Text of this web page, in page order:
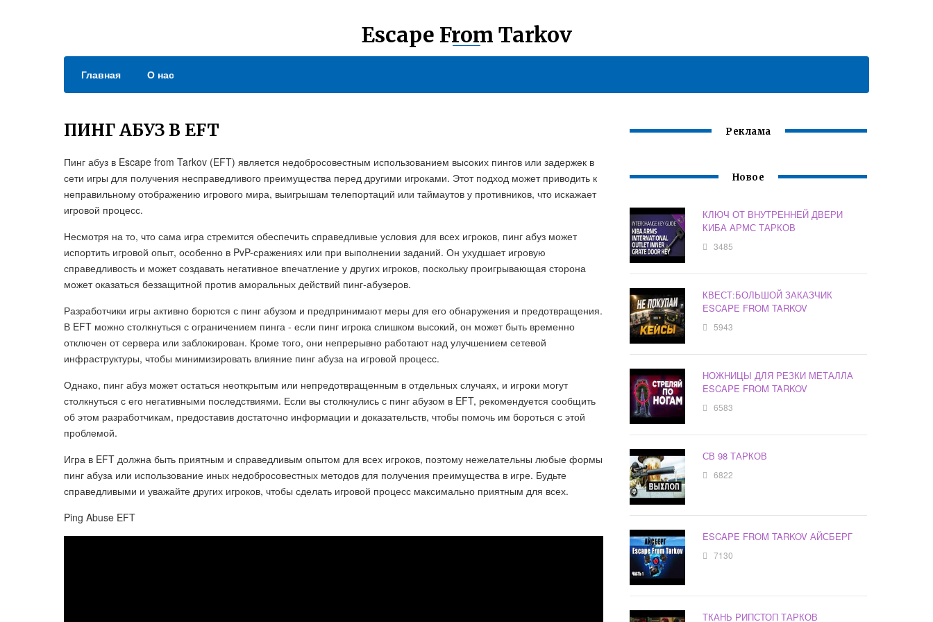
Escape From Tarkov
Главная О нас
ПИНГ АБУЗ В EFT
Пинг абуз в Escape from Tarkov (EFT) является недобросовестным использованием высоких пингов или задержек в
сети игры для получения несправедливого преимущества перед другими игроками. Этот подход может приводить к
неправильному отображению игрового мира, выигрышам телепортаций или таймаутов у противников, что искажает
игровой процесс.
Несмотря на то, что сама игра стремится обеспечить справедливые условия для всех игроков, пинг абуз может
испортить игровой опыт, особенно в PvP-сражениях или при выполнении заданий. Он ухудшает игровую
справедливость и может создавать негативное впечатление у других игроков, поскольку проигрывающая сторона
может оказаться беззащитной против аморальных действий пинг-абузеров.
Разработчики игры активно борются с пинг абузом и предпринимают меры для его обнаружения и предотвращения.
В EFT можно столкнуться с ограничением пинга - если пинг игрока слишком высокий, он может быть временно
отключен от сервера или заблокирован. Кроме того, они непрерывно работают над улучшением сетевой
инфраструктуры, чтобы минимизировать влияние пинг абуза на игровой процесс.
Однако, пинг абуз может остаться неоткрытым или непредотвращенным в отдельных случаях, и игроки могут
столкнуться с его негативными последствиями. Если вы столкнулись с пинг абузом в EFT, рекомендуется сообщить
об этом разработчикам, предоставив достаточно информации и доказательств, чтобы помочь им бороться с этой
проблемой.
Игра в EFT должна быть приятным и справедливым опытом для всех игроков, поэтому нежелательны любые формы
пинг абуза или использование иных недобросовестных методов для получения преимущества в игре. Будьте
справедливыми и уважайте других игроков, чтобы сделать игровой процесс максимально приятным для всех.
Ping Abuse EFT
Реклама
Новое
КЛЮЧ ОТ ВНУТРЕННЕЙ ДВЕРИ
КИБА АРМС ТАРКОВ
3485
КВЕСТ:БОЛЬШОЙ ЗАКАЗЧИК
ESCAPE FROM TARKOV
5943
НОЖНИЦЫ ДЛЯ РЕЗКИ МЕТАЛЛА
ESCAPE FROM TARKOV
6583
СВ 98 ТАРКОВ
6822
ESCAPE FROM TARKOV АЙСБЕРГ
7130
ТКАНЬ РИПСТОП ТАРКОВ